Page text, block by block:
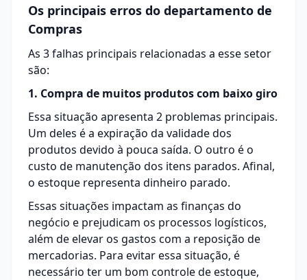
Os principais erros do departamento de
Compras
As 3 falhas principais relacionadas a esse setor
são:
1. Compra de muitos produtos com baixo giro
Essa situação apresenta 2 problemas principais.
Um deles é a expiração da validade dos
produtos devido à pouca saída. O outro é o
custo de manutenção dos itens parados. Afinal,
o estoque representa dinheiro parado.
Essas situações impactam as finanças do
negócio e prejudicam os processos logísticos,
além de elevar os gastos com a reposição de
mercadorias. Para evitar essa situação, é
necessário ter um bom controle de estoque,